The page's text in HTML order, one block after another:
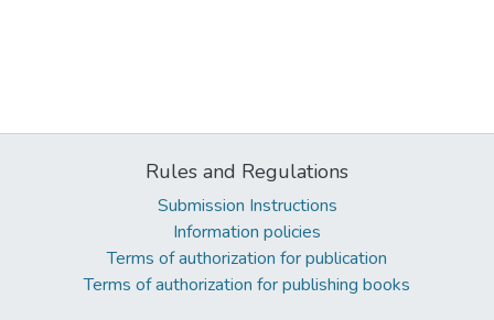
Rules and Regulations
Submission Instructions
Information policies
Terms of authorization for publication
Terms of authorization for publishing books